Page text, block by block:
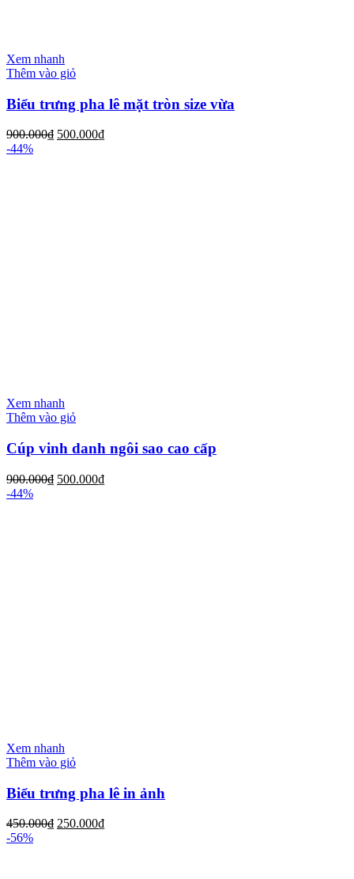
Xem nhanh
Thêm vào giỏ
Biểu trưng pha lê mặt tròn size vừa
900.000₫ 500.000₫
-44%
Xem nhanh
Thêm vào giỏ
Cúp vinh danh ngôi sao cao cấp
900.000₫ 500.000₫
-44%
Xem nhanh
Thêm vào giỏ
Biểu trưng pha lê in ảnh
450.000₫ 250.000₫
-56%